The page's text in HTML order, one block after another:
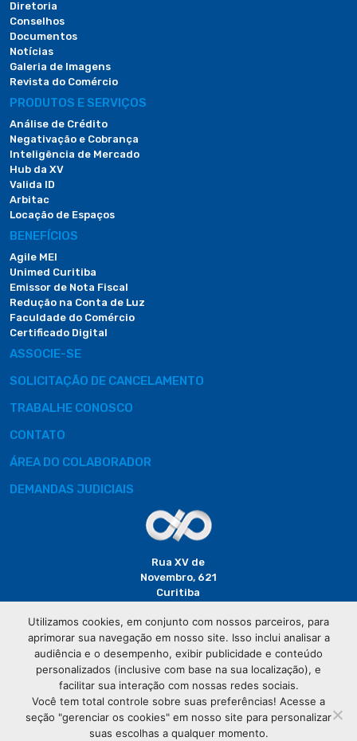
Diretoria
Conselhos
Documentos
Notícias
Galeria de Imagens
Revista do Comércio
PRODUTOS E SERVIÇOS
Análise de Crédito
Negativação e Cobrança
Inteligência de Mercado
Hub da XV
Valida ID
Arbitac
Locação de Espaços
BENEFÍCIOS
Agile MEI
Unimed Curitiba
Emissor de Nota Fiscal
Redução na Conta de Luz
Faculdade do Comércio
Certificado Digital
ASSOCIE-SE
SOLICITAÇÃO DE CANCELAMENTO
TRABALHE CONOSCO
CONTATO
ÁREA DO COLABORADOR
DEMANDAS JUDICIAIS
Rua XV de
Novembro, 621
Curitiba
(41) 3320-
2929
Utilizamos cookies, em conjunto com nossos parceiros, para
aprimorar sua navegação em nosso site. Isso inclui analisar a
audiência e o desempenho, exibir publicidade e conteúdo
personalizados (inclusive com base na sua localização), e
facilitar sua interação com nossas redes sociais.
Você tem total controle sobre suas preferências! Acesse a
seção "gerenciar os cookies" em nosso site para personalizar
suas escolhas a qualquer momento.